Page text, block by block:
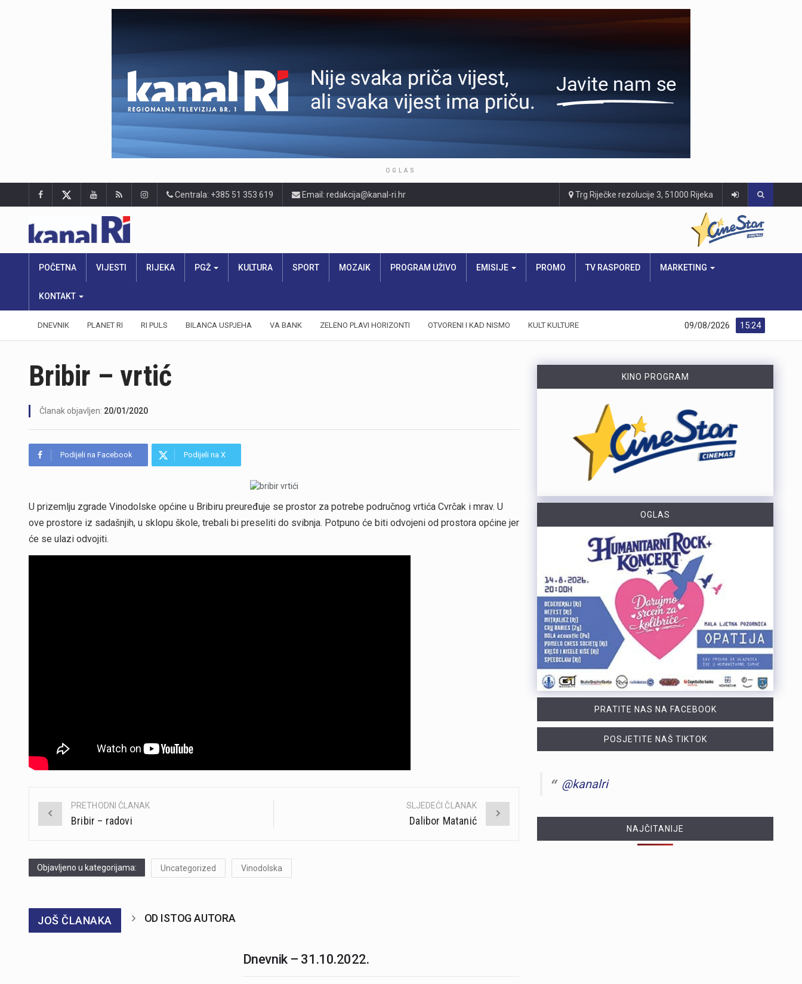
OGLAS
Centrala: +385 51 353 619 Email: redakcija@kanal-ri.hr Trg Riječke rezolucije 3, 51000 Rijeka
POČETNA VIJESTI RIJEKA PGŽ KULTURA SPORT MOZAIK PROGRAM UŽIVO EMISIJE PROMO TV RASPORED MARKETING
KONTAKT
DNEVNIK PLANET RI RI PULS BILANCA USPJEHA VA BANK ZELENO PLAVI HORIZONTI OTVORENI I KAD NISMO KULT KULTURE 15:24
09/08/2026
Bribir – vrtić
Članak objavljen: 20/01/2020
Podijeli na Facebook Podijeli na X
U prizemlju zgrade Vinodolske općine u Bribiru preuređuje se prostor za potrebe područnog vrtića Cvrčak i mrav. U
ove prostore iz sadašnjih, u sklopu škole, trebali bi preseliti do svibnja. Potpuno će biti odvojeni od prostora općine jer
će se ulazi odvojiti.
Post
PRETHODNI ČLANAK
Bribir – radovi
SLJEDEĆI ČLANAK
Dalibor Matanić
Objavljeno u kategorijama: Uncategorized Vinodolska
JOŠ ČLANAKA OD ISTOG AUTORA
Dnevnik – 31.10.2022.
KINO PROGRAM
OGLAS
PRATITE NAS NA FACEBOOK
POSJETITE NAŠ TIKTOK
@kanalri
NAJČITANIJE